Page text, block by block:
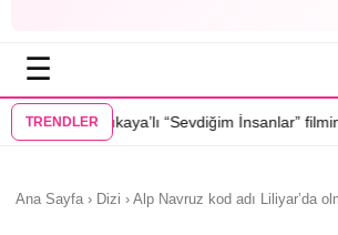
☰
TRENDLER
“Sevdiğim İnsanlar” filmine flaş transfer,
Ana Sayfa › Dizi › Alp Navruz kod adı Liliyar’da